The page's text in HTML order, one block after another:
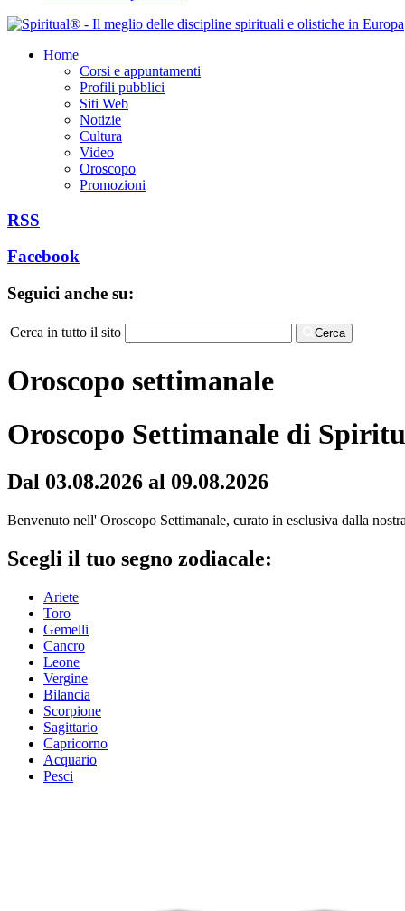
Home
Corsi e appuntamenti
Profili pubblici
Siti Web
Notizie
Cultura
Video
Oroscopo
Promozioni
RSS
Facebook
Seguici anche su:
Cerca in tutto il sito Cerca
Oroscopo settimanale
Oroscopo Settimanale di
Dal 03.08.2026 al 09.08.2026
Benvenuto nell' Oroscopo Settimanale, curato in esclusiva dalla
Scegli il tuo segno zodiacale:
Ariete
Toro
Gemelli
Cancro
Leone
Vergine
Bilancia
Scorpione
Sagittario
Capricorno
Acquario
Pesci